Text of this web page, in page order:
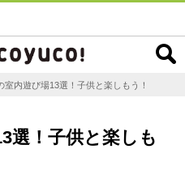
室内遊び場13選！子供と楽しもう！
選！子供と楽しも